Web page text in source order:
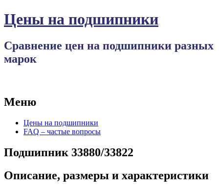
Цены на подшипники
Сравнение цен на подшипники разных
марок
Меню
ПерейтиЦены на подшипники
FAQ – частые вопросы
Подшипник 33880/33822
Описание, размеры и характеристики